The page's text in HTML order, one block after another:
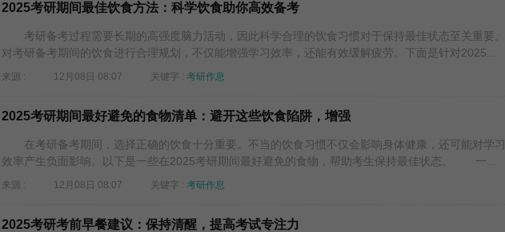
2025考研期间最佳饮食方法：科学饮食助你高效备考
考研备考过程需要长期的高强度脑力活动，因此科学合理的饮食习惯对于保持最佳状态至关重要。
对考研备考期间的饮食进行合理规划，不仅能增强学习效率，还能有效缓解疲劳。下面是针对2025...
来源 : 12月08日 08:07 关键字 : 考研作息
2025考研期间最好避免的食物清单：避开这些饮食陷阱，增强
在考研备考期间，选择正确的饮食十分重要。不当的饮食习惯不仅会影响身体健康，还可能对学习
效率产生负面影响。以下是一些在2025考研期间最好避免的食物，帮助考生保持最佳状态。 一...
来源 : 12月08日 08:07 关键字 : 考研作息
2025考研考前早餐建议：保持清醒，提高考试专注力